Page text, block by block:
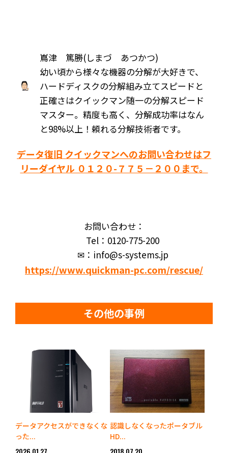
嶌津 篤勝(しまづ あつかつ)
幼い頃から様々な機器の分解が大好きで、
ハードディスクの分解組み立てスピードと
正確さはクイックマン随一の分解スピード
マスター。精度も高く、分解成功率はなん
と98%以上！頼れる分解技術者です。
データ復旧 クイックマンへのお問い合わせはフ
リーダイヤル ０１２０-７７５－２００まで。
お問い合わせ：
Tel：0120-775-200
✉：info@s-systems.jp
https://www.quickman-pc.com/rescue/
その他の事例
データアクセスができなくな
った...
認識しなくなったポータブル
HD...